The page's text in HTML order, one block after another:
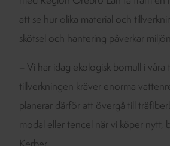
att se hur olika material och
skötsel och hantering påverkar
– Vi har idag ekologisk bomull i våra
tillverkningen kräver enorma
planerar därför att övergå till
modal eller tencel när vi köper nytt,